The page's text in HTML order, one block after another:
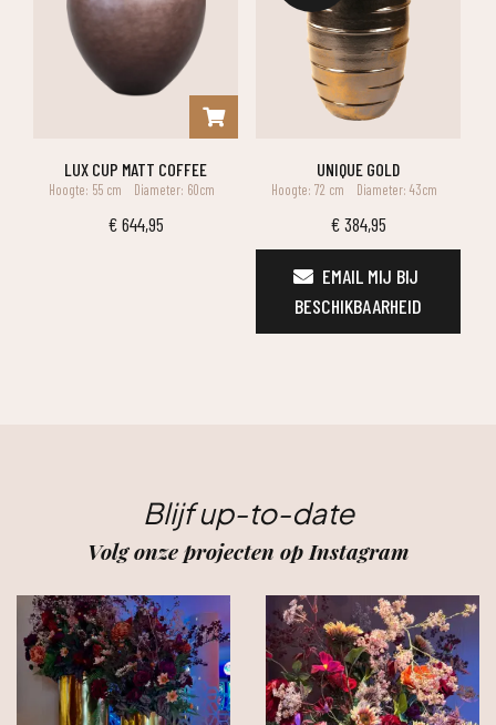
LUX CUP MATT COFFEE
Hoogte: 55 cm Diameter: 60cm
€ 644,95
UNIQUE GOLD
Hoogte: 72 cm Diameter: 43cm
€ 384,95
EMAIL MIJ BIJ
BESCHIKBAARHEID
Blijf up-to-date
Volg onze projecten op Instagram